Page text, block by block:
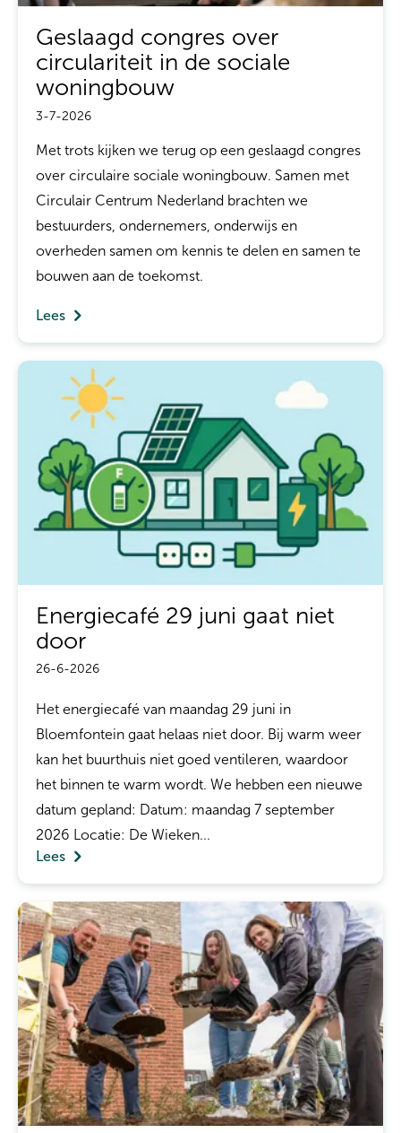
Geslaagd congres over
circulariteit in de sociale
woningbouw
3-7-2026
Met trots kijken we terug op een geslaagd congres
over circulaire sociale woningbouw. Samen met
Circulair Centrum Nederland brachten we
bestuurders, ondernemers, onderwijs en
overheden samen om kennis te delen en samen te
bouwen aan de toekomst.
Lees
Energiecafé 29 juni gaat niet
door
26-6-2026
Het energiecafé van maandag 29 juni in
Bloemfontein gaat helaas niet door. Bij warm weer
kan het buurthuis niet goed ventileren, waardoor
het binnen te warm wordt. We hebben een nieuwe
datum gepland: Datum: maandag 7 september
2026 Locatie: De Wieken...
Lees